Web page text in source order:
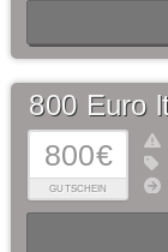
800€
GUTSCHEIN
800 Euro